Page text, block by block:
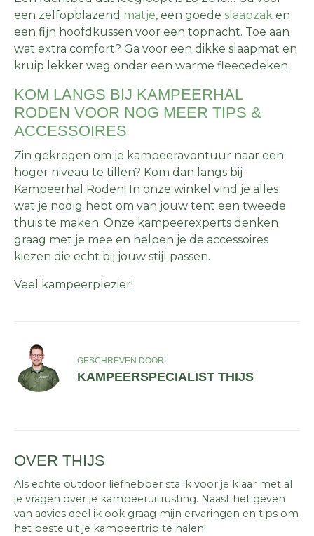
een zelfopblazend matje, een goede slaapzak en
een fijn hoofdkussen voor een topnacht. Toe aan
wat extra comfort? Ga voor een dikke slaapmat en
kruip lekker weg onder een warme fleecedeken.
KOM LANGS BIJ KAMPEERHAL
RODEN VOOR NOG MEER TIPS &
ACCESSOIRES
Zin gekregen om je kampeeravontuur naar een
hoger niveau te tillen? Kom dan langs bij
Kampeerhal Roden! In onze winkel vind je alles
wat je nodig hebt om van jouw tent een tweede
thuis te maken. Onze kampeerexperts denken
graag met je mee en helpen je de accessoires
kiezen die echt bij jouw stijl passen.
Veel kampeerplezier!
GESCHREVEN DOOR:
KAMPEERSPECIALIST THIJS
OVER THIJS
Als echte outdoor liefhebber sta ik voor je klaar met al
je vragen over je kampeeruitrusting. Naast het geven
van advies deel ik ook graag mijn ervaringen en tips om
het beste uit je kampeertrip te halen!